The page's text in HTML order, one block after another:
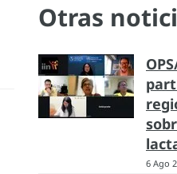
Otras
6 Ago